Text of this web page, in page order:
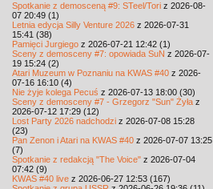
Spotkanie z demosceną #9: STeel/Tori z 2026-08-
07 20:49 (1)
Letnia edycja Silly Venture 2026 z 2026-07-31
15:41 (38)
Pamięci Jurgiego z 2026-07-21 12:42 (1)
Sceny z demosceny #7: opowiada SuN z 2026-07-
19 15:24 (2)
Atari Muzeum w Poznaniu na KWAS #40 z 2026-
07-16 16:10 (4)
Nie żyje kolega Pecuś z 2026-07-13 18:00 (30)
Sceny z demosceny #7 - Grzegorz "Sun" Żyła z
2026-07-12 17:29 (12)
Lost Party 2026 nadchodzi z 2026-07-08 15:28
(23)
Pan Zenon i Atari na KWAS #40 z 2026-07-07 13:25
(7)
Spotkanie z redakcją "The Voice" z 2026-07-04
07:42 (9)
KWAS #40 live z 2026-06-27 12:53 (167)